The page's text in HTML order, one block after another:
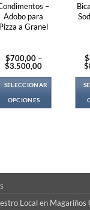
–
Adobo para
Pizza a Granel
$700,00 –
$3.500,00Price
$700,00
through
SELECCIONAR
OPCIONES
The
may
$
$
Local en